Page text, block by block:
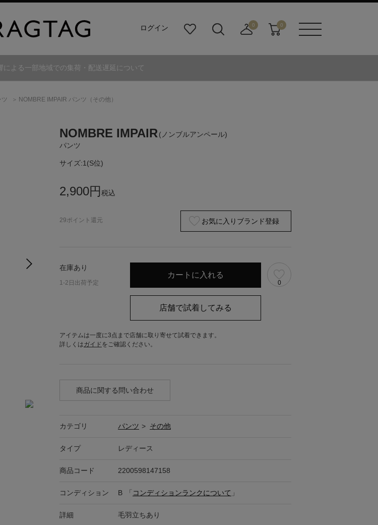
ログイン
り
ダ
0
寄
0
による一部地域での集荷・配送遅延について
NOMBRE IMPAIR パンツ（その他）
NOMBRE IMPAIR (ノンブルアンペール)
パンツ
サイズ:1(S位)
2,900円 税込
29ポイント還元 お気に入りブランド登録
在庫あり
1-2日出荷予定 0
アイテムは一度に3点まで店舗に取り寄せて試着できます。
詳しくはガイド をご確認ください。
商品に関する問い合わせ
カテゴリ パンツ > その他
タイプ レディース
商品コード 2200598147158
コンディション B 「 コンディションランクについて 」
詳細 毛羽立ちあり